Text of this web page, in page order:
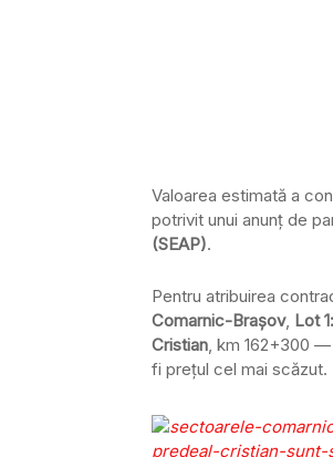
Valoarea estimată a
potrivit unui anunţ de
(SEAP).
Pentru atribuirea
Comarnic-Braşov, Lot
Cristian, km 162+300 —
fi preţul cel mai scăzut.